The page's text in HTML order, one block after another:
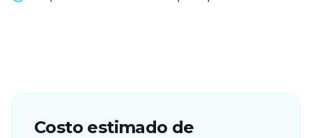
Costo estimado de